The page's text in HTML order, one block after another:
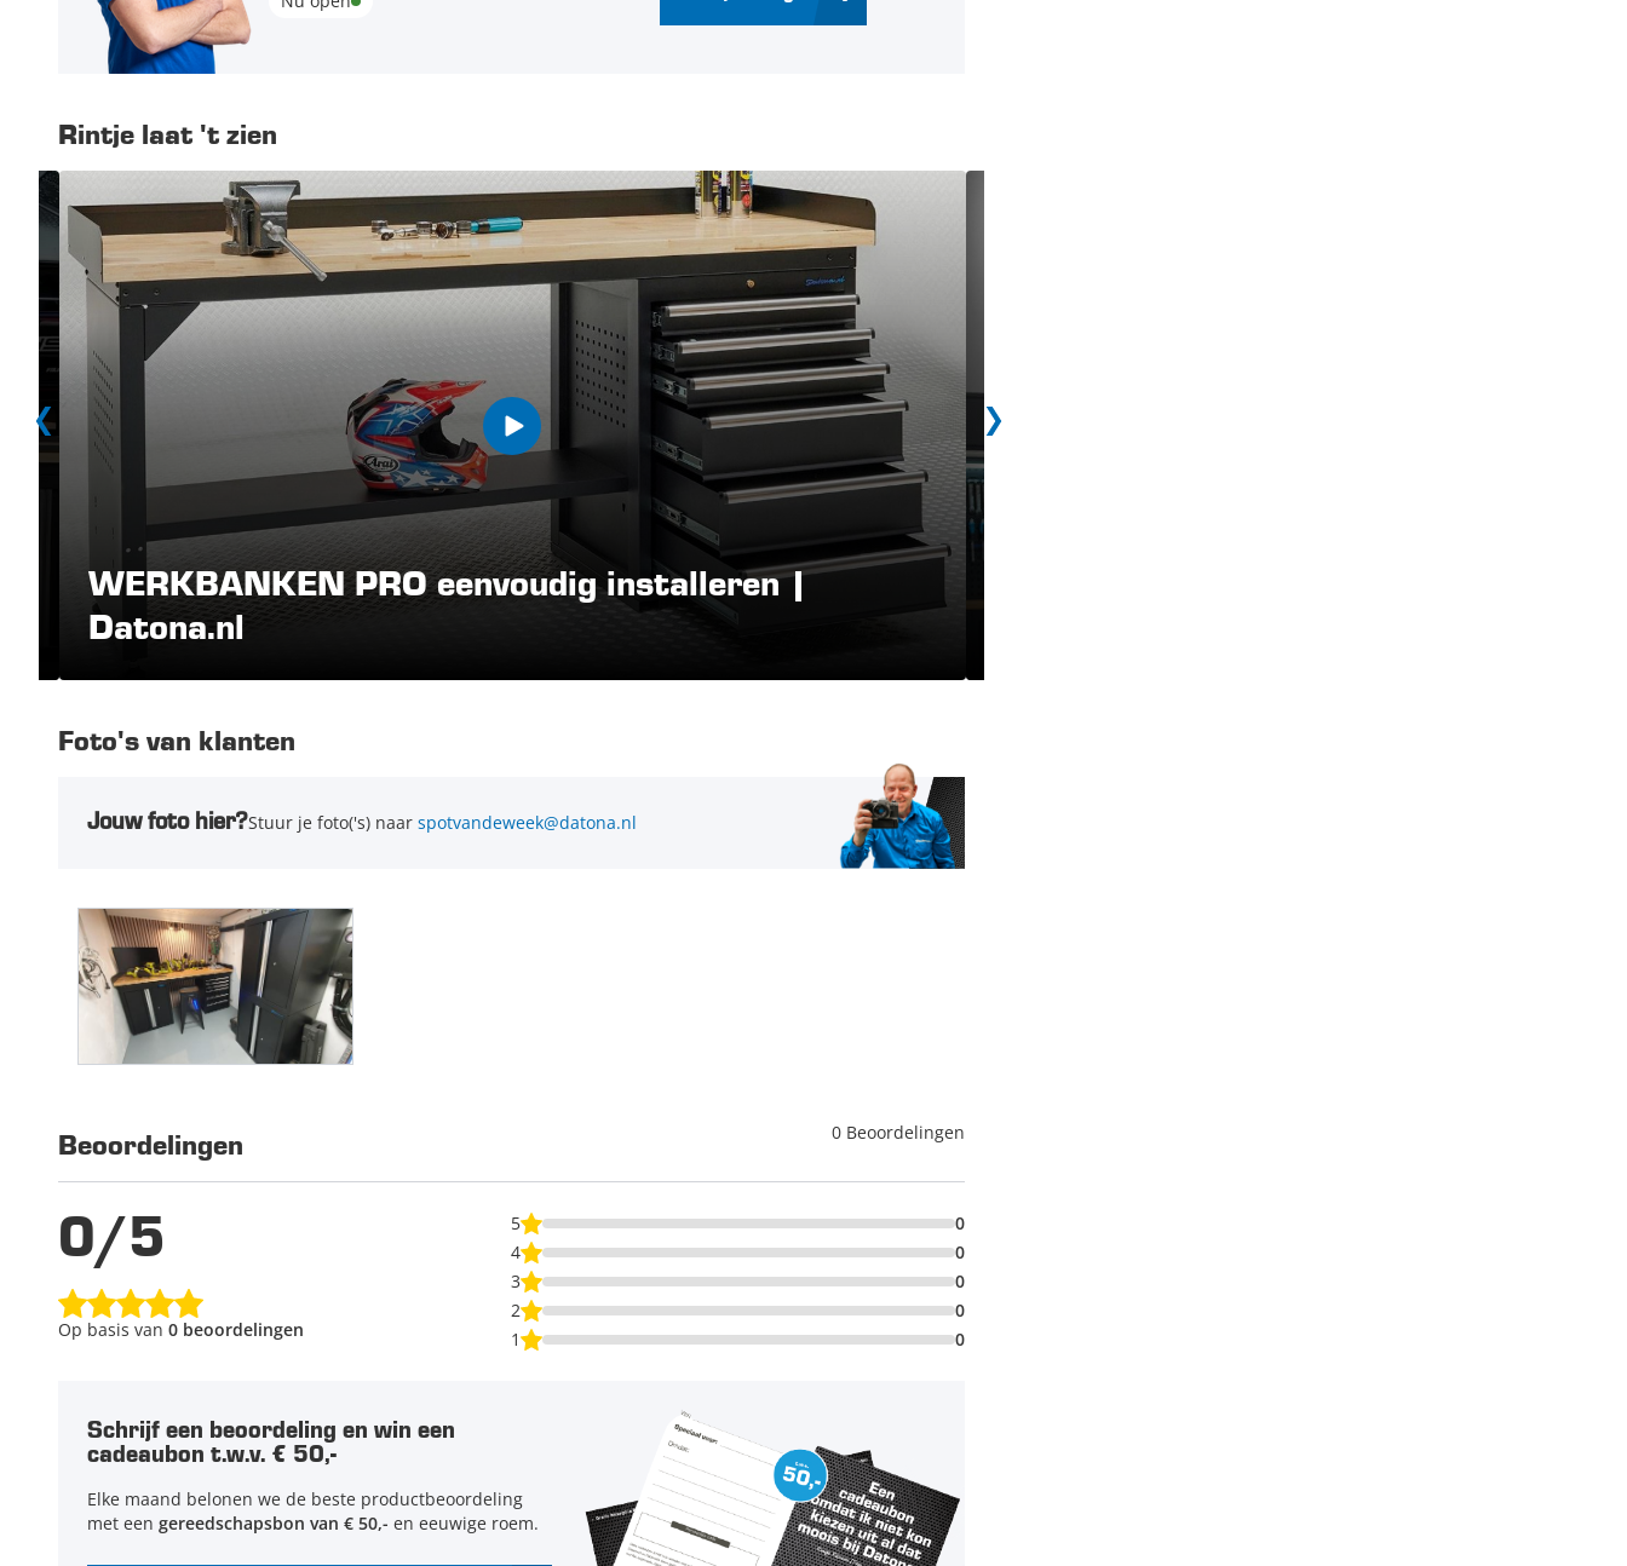
Rintje laat 't zien
WERKBANKEN PRO eenvoudig installeren |
Datona.nl
Foto's van klanten
Jouw foto hier?Stuur je foto('s) naar spotvandeweek@datona.nl
Beoordelingen
0 Beoordelingen
0/5
Op basis van 0 beoordelingen
5
0
4
0
3
0
2
0
1
0
Schrijf een beoordeling en win een
cadeaubon t.w.v. € 50,-
Elke maand belonen we de beste productbeoordeling
met een gereedschapsbon van € 50,- en eeuwige roem.